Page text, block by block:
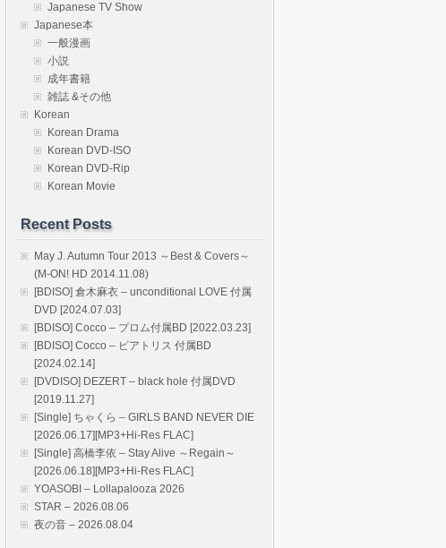
Japanese TV Show
Japanese本
一般漫画
小説
成年書籍
雑誌 &その他
Korean
Korean Drama
Korean DVD-ISO
Korean DVD-Rip
Korean Movie
Recent Posts
May J. Autumn Tour 2013 ～Best & Covers～
(M-ON! HD 2014.11.08)
[BDISO] 倉木麻衣 – unconditional LOVE 付属
DVD [2024.07.03]
[BDISO] Cocco – プロム付属BD [2022.03.23]
[BDISO] Cocco – ビアトリス 付属BD
[2024.02.14]
[DVDISO] DEZERT – black hole 付属DVD
[2019.11.27]
[Single] ちゃくら – GIRLS BAND NEVER DIE
[2026.06.17][MP3+Hi-Res FLAC]
[Single] 高橋李依 – Stay Alive ～Regain～
[2026.06.18][MP3+Hi-Res FLAC]
YOASOBI – Lollapalooza 2026
STAR – 2026.08.06
夜の音 – 2026.08.04